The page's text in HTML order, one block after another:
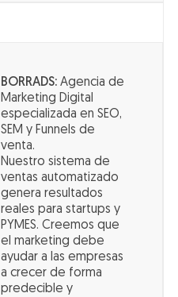
BORRADS: Agencia de
Marketing Digital
especializada en SEO,
SEM y Funnels de
venta.
Nuestro sistema de
ventas automatizado
genera resultados
reales para startups y
PYMES. Creemos que
el marketing debe
ayudar a las empresas
a crecer de forma
predecible y